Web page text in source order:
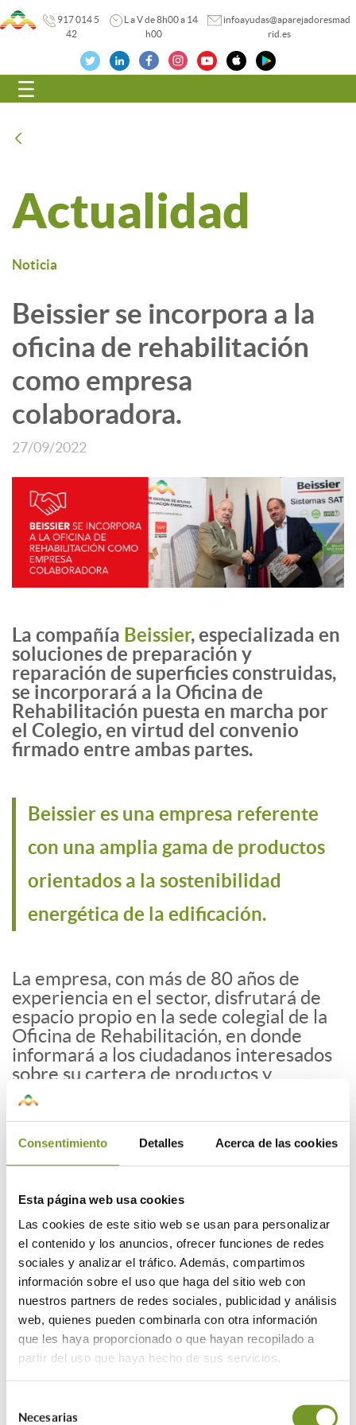
Consentimiento Detalles Acerca de las cookies
Esta página web usa cookies
Las cookies de este sitio web se usan para personalizar
el contenido y los anuncios, ofrecer funciones de redes
sociales y analizar el tráfico. Además, compartimos
información sobre el uso que haga del sitio web con
nuestros partners de redes sociales, publicidad y análisis
web, quienes pueden combinarla con otra información
que les haya proporcionado o que hayan recopilado a
partir del uso que haya hecho de sus servicios.
Necesarias
917 014 5
42
L a V de 8h00 a 14
h00
infoayudas@aparejadoresmad
rid.es
Navegación
Actualidad
Noticia
Beissier se incorpora a la
oficina de rehabilitación
como empresa
colaboradora.
27/09/2022
La compañía Beissier, especializada en
soluciones de preparación y
reparación de superficies construidas,
se incorporará a la Oficina de
Rehabilitación puesta en marcha por
el Colegio, en virtud del convenio
firmado entre ambas partes.
Beissier es una empresa referente
con una amplia gama de productos
orientados a la sostenibilidad
energética de la edificación.
La empresa, con más de 80 años de
experiencia en el sector, disfrutará de
espacio propio en la sede colegial de la
Oficina de Rehabilitación, en donde
informará a los ciudadanos interesados
sobre su cartera de productos y
soluciones, en el marco del Plan de
Rehabilitación Energética de Vivienda
Madrid el pasado mes de mayo.
de un punto de información asignado en
la sede colegial, donde podrá desplegar
folletos, cartelería, todo tipo de
documentación impresa o asesoría
personal para los visitantes de la oficina.
Este punto informativo podrá ser
utilizado por Beissier para sus labores
de difusión en el horario de apertura de
la oficina, de lunes a viernes. Beissier es
sostenibilidad energética de la